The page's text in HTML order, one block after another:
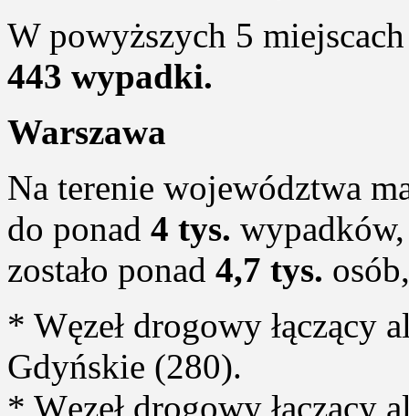
W powyższych 5
443 wypadki.
Warszawa
Na terenie województwa
do ponad 4 tys.
zostało ponad 4,7 tys.
* Węzeł drogowy
Gdyńskie (280).
* Węzeł drogowy